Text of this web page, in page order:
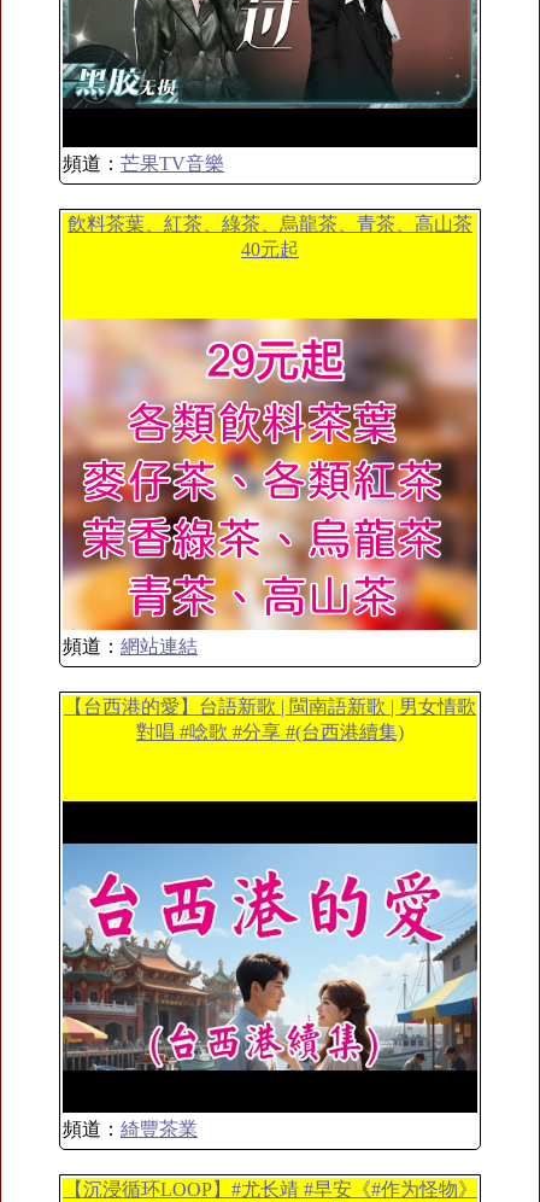
頻道： 芒果TV音樂
飲料茶葉、紅茶、綠茶、烏龍茶、青茶、高山茶
40元起
頻道： 網站連結
【台西港的愛】台語新歌 | 閩南語新歌 | 男女情歌
對唱 #唸歌 #分享 #(台西港續集)
頻道： 綺豐茶業
【沉浸循环LOOP】#尤长靖 #早安《#作为怪物》